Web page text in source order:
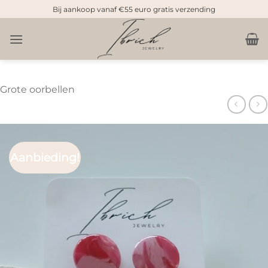
naar
inhoud
Bij aankoop vanaf €55 euro gratis verzending
Grote oorbellen
Aanbieding!